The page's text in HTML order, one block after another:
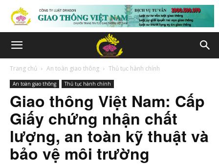
Trang chủ An toàn giao thông Thủ tục hành chính
An toàn giao thông Thủ tục hành chính
Giao thông Việt Nam: Cấp
Giấy chứng nhận chất
lượng, an toàn kỹ thuật và
bảo vệ môi trường